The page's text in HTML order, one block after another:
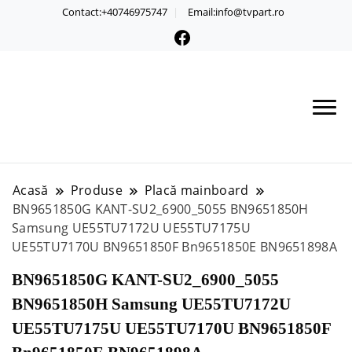
Contact:+40746975747 Email:info@tvpart.ro
Acasă Produse
Placă mainboard
BN9651850G KANT-SU2_6900_5055 BN9651850H
Samsung UE55TU7172U UE55TU7175U
UE55TU7170U BN9651850F Bn9651850E BN9651898A
BN9651850G KANT-SU2_6900_5055
BN9651850H Samsung UE55TU7172U
UE55TU7175U UE55TU7170U BN9651850F